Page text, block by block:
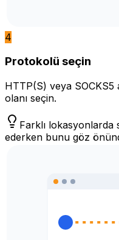
4
Protokolü seçin
HTTP(S) veya SOCKS5
olanı seçin.
Farklı lokasyonlarda
ederken bunu göz